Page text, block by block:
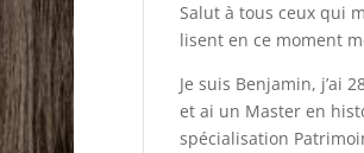
Salut à tous ceux qui
lisent en ce moment
Je suis Benjamin, j’ai
et ai un Master en
spécialisation